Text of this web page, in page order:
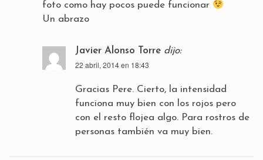
foto como hay pocos puede funcionar
Un abrazo
Javier Alonso Torre dijo:
22 abril, 2014 en 18:43
Gracias Pere. Cierto, la intensidad
funciona muy bien con los rojos pero
con el resto flojea algo. Para rostros de
personas también va muy bien.